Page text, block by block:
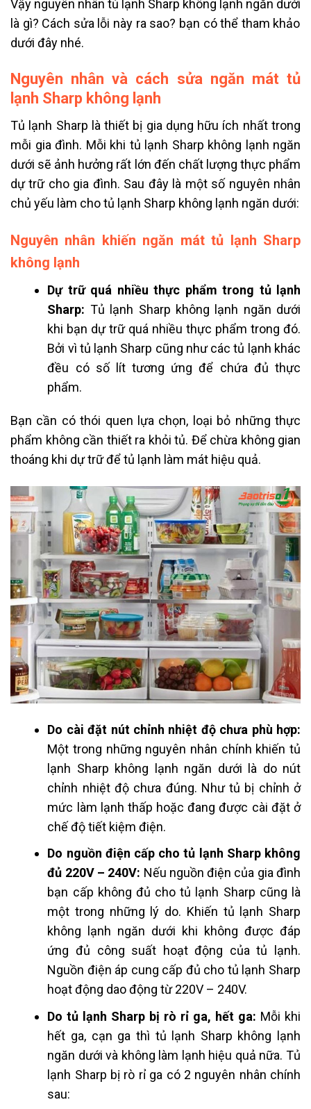
Vậy nguyên nhân tủ lạnh Sharp không lạnh ngăn dưới
là gì? Cách sửa lỗi này ra sao? bạn có thể tham khảo
dưới đây nhé.
Nguyên nhân và cách sửa ngăn mát tủ
lạnh Sharp không lạnh
Tủ lạnh Sharp là thiết bị gia dụng hữu ích nhất trong
mỗi gia đình. Mỗi khi tủ lạnh Sharp không lạnh ngăn
dưới sẽ ảnh hưởng rất lớn đến chất lượng thực phẩm
dự trữ cho gia đình. Sau đây là một số nguyên nhân
chủ yếu làm cho tủ lạnh Sharp không lạnh ngăn dưới:
Nguyên nhân khiến ngăn mát tủ lạnh Sharp
không lạnh
Dự trữ quá nhiều thực phẩm trong tủ lạnh
Sharp: Tủ lạnh Sharp không lạnh ngăn dưới
khi bạn dự trữ quá nhiều thực phẩm trong đó.
Bởi vì tủ lạnh Sharp cũng như các tủ lạnh khác
đều có số lít tương ứng để chứa đủ thực
phẩm.
Bạn cần có thói quen lựa chọn, loại bỏ những thực
phẩm không cần thiết ra khỏi tủ. Để chừa không gian
thoáng khi dự trữ để tủ lạnh làm mát hiệu quả.
Do cài đặt nút chỉnh nhiệt độ chưa phù hợp:
Một trong những nguyên nhân chính khiến tủ
lạnh Sharp không lạnh ngăn dưới là do nút
chỉnh nhiệt độ chưa đúng. Như tủ bị chỉnh ở
mức làm lạnh thấp hoặc đang được cài đặt ở
chế độ tiết kiệm điện.
Do nguồn điện cấp cho tủ lạnh Sharp không
đủ 220V – 240V: Nếu nguồn điện của gia đình
bạn cấp không đủ cho tủ lạnh Sharp cũng là
một trong những lý do. Khiến tủ lạnh Sharp
không lạnh ngăn dưới khi không được đáp
ứng đủ công suất hoạt động của tủ lạnh.
Nguồn điện áp cung cấp đủ cho tủ lạnh Sharp
hoạt động dao độngtừ 220V – 240V.
Do tủ lạnh Sharp bị rò rỉ ga, hết ga: Mỗi khi
hết ga, cạn ga thì tủ lạnh Sharp không lạnh
ngăn dưới và không làm lạnh hiệu quả nữa. Tủ
lạnh Sharp bị rò rỉ ga có 2 nguyên nhân chính
sau: